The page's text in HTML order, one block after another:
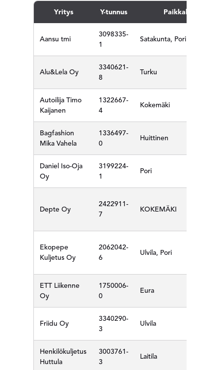
Yritys Y-tunnus Paikkakunta
Aansu tmi
3098335-
1
Satakunta, Pori
Alu&Lela Oy
3340621-
8
Turku
Autoilija Timo
Kaijanen
1322667-
4
Kokemäki
Bagfashion
Mika Vahela
1336497-
0
Huittinen
Daniel Iso-Oja
Oy
3199224-
1
Pori
Depte Oy
2422911-
7
KOKEMÄKI
Ekopepe
Kuljetus Oy
2062042-
6
Ulvila, Pori
ETT Liikenne
Oy
1750006-
0
Eura
Friidu Oy
3340290-
3
Ulvila
Henkilökuljetus
Huttula
3003761-
3
Laitila